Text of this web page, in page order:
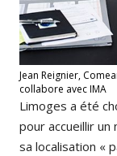
Jean Reignier,
collabore avec IMA
Limoges a été
pour accueillir un
sa localisation «